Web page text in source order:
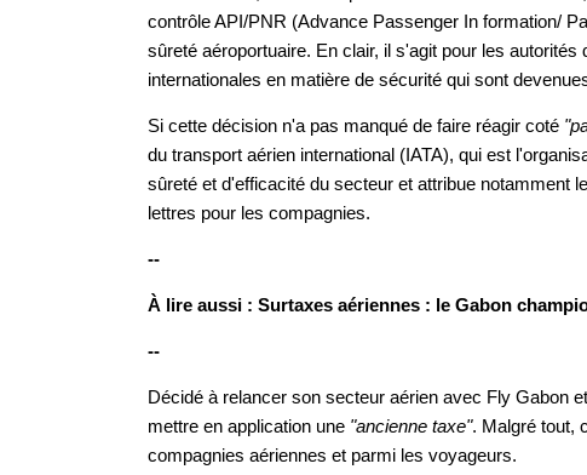
contrôle API/PNR (Advance Passenger In formation/
sûreté aéroportuaire. En clair, il s'agit pour les
internationales en matière de sécurité qui sont
Si cette décision n'a pas manqué de faire réagir coté
du transport aérien international (IATA), qui est
sûreté et d'efficacité du secteur et attribue notamment
lettres pour les compagnies.
--
À lire aussi : Surtaxes aériennes : le Gabon
--
Décidé à relancer son secteur aérien avec Fly Gabon
mettre en application une "ancienne taxe". Malgré tout,
compagnies aériennes et parmi les voyageurs.